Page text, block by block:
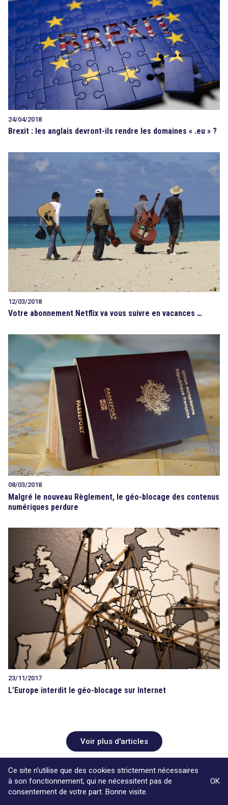
24/04/2018
Brexit : les anglais devront-ils rendre les domaines « .eu » ?
12/03/2018
Votre abonnement Netflix va vous suivre en vacances …
08/03/2018
Malgré le nouveau Règlement, le géo-blocage des contenus
numériques perdure
23/11/2017
L’Europe interdit le géo-blocage sur Internet
Voir plus d'articles
Ce site n'utilise que des cookies strictement nécessaires
à son fonctionnement, qui ne nécessitent pas de
consentement de votre part. Bonne visite.
OK